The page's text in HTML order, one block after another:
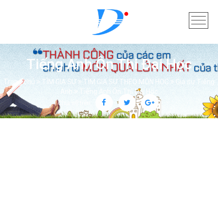
Tiếng Anh Ôn Thi Đại Học
Trang chủ TÌM GIA SƯ TÌM GIA SƯ THEO MÔN HỌC
Gia sư Tiếng
Anh
Tiếng Anh Ôn Thi Đại Học
Chia sẻ trên: